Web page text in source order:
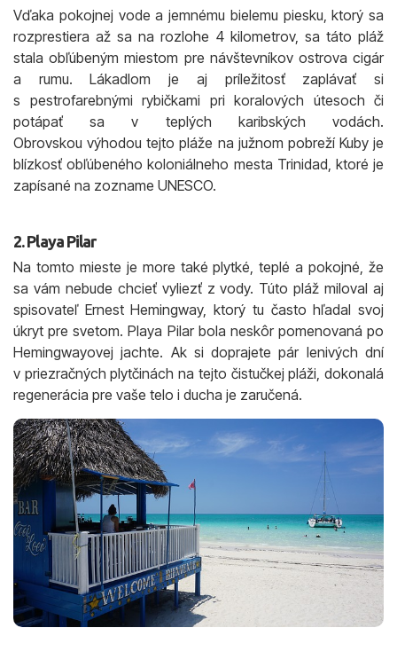
Vďaka pokojnej vode a jemnému bielemu piesku, ktorý sa
rozprestiera až sa na rozlohe 4 kilometrov, sa táto pláž
stala obľúbeným miestom pre návštevníkov ostrova cigár
a rumu. Lákadlom je aj príležitosť zaplávať si
s pestrofarebnými rybičkami pri koralových útesoch či
potápať sa v teplých karibských vodách.
Obrovskou výhodou tejto pláže na južnom pobreží Kuby je
blízkosť obľúbeného koloniálneho mesta Trinidad, ktoré je
zapísané na zozname UNESCO.
2. Playa Pilar
Na tomto mieste je more také plytké, teplé a pokojné, že
sa vám nebude chcieť vyliezť z vody. Túto pláž miloval aj
spisovateľ Ernest Hemingway, ktorý tu často hľadal svoj
úkryt pre svetom. Playa Pilar bola neskôr pomenovaná po
Hemingwayovej jachte. Ak si doprajete pár lenivých dní
v priezračných plytčinách na tejto čistučkej pláži, dokonalá
regenerácia pre vaše telo i ducha je zaručená.